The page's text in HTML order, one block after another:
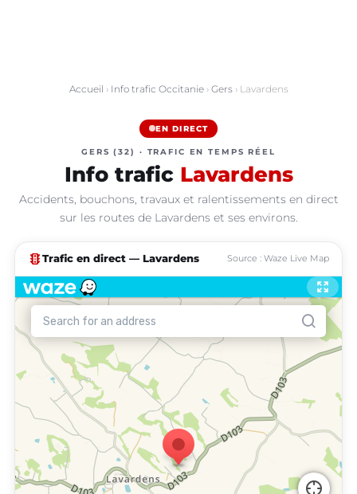
Accueil › Info trafic Occitanie› Gers› Lavardens
EN DIRECT
GERS (32) · TRAFIC EN TEMPS RÉEL
Info trafic Lavardens
Accidents, bouchons, travaux et ralentissements en direct
sur les routes de Lavardens et ses environs.
traffic Trafic en direct — Lavardens Source : Waze Live Map